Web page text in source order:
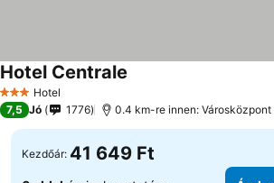
3 Kategória
Hotel
Hotel Centrale
7,5 Jó 1776 0.4 km-re innen: Városközpont
Kezdőár: 41 649 Ft